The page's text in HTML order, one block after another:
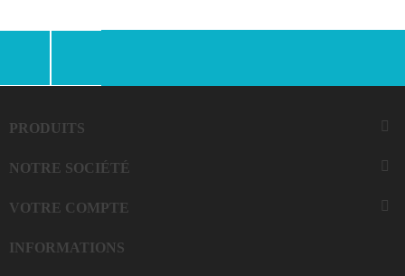
PRODUITS 
NOTRE SOCIÉTÉ 
VOTRE COMPTE 
INFORMATIONS